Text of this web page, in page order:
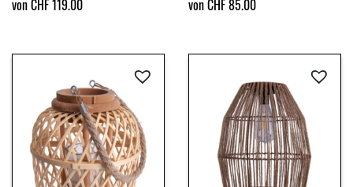
von CHF 119.00 von CHF 85.00